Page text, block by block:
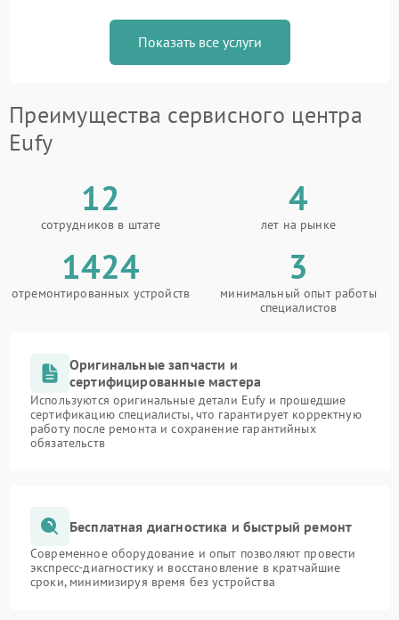
Показать все услуги
Преимущества сервисного центра
Eufy
12
сотрудников в штате
4
лет на рынке
1424
отремонтированных устройств
3
минимальный опыт работы
специалистов
Оригинальные запчасти и
сертифицированные мастера
Используются оригинальные детали Eufy и прошедшие
сертификацию специалисты, что гарантирует корректную
работу после ремонта и сохранение гарантийных
обязательств
Бесплатная диагностика и быстрый ремонт
Современное оборудование и опыт позволяют провести
экспресс-диагностику и восстановление в кратчайшие
сроки, минимизируя время без устройства